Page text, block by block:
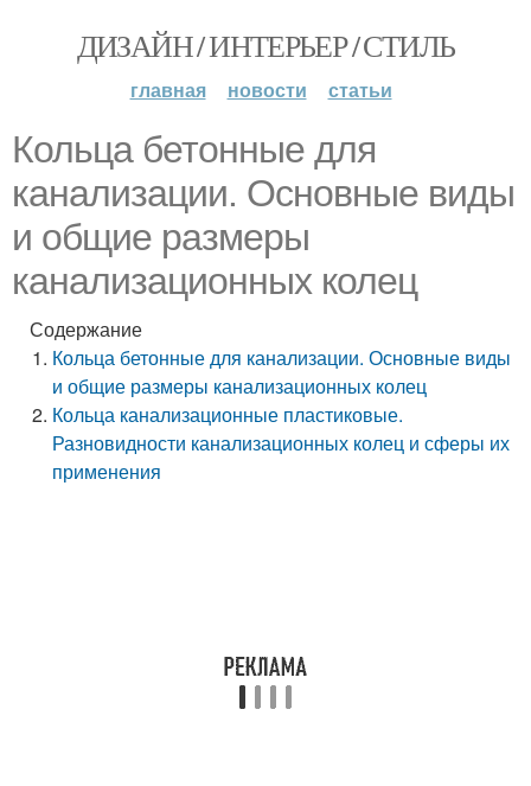
ДИЗАЙН / ИНТЕРЬЕР / СТИЛЬ
главная новости статьи
Кольца бетонные для
канализации. Основные виды
и общие размеры
канализационных колец
Содержание
Кольца бетонные для канализации. Основные виды
и общие размеры канализационных колец
Кольца канализационные пластиковые.
Разновидности канализационных колец и сферы их
применения